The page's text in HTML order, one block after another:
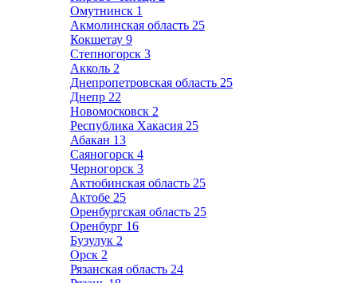
Омутнинск 1
Акмолинская область 25
Кокшетау 9
Степногорск 3
Акколь 2
Днепропетровская область 25
Днепр 22
Новомосковск 2
Республика Хакасия 25
Абакан 13
Саяногорск 4
Черногорск 3
Актюбинская область 25
Актобе 25
Оренбургская область 25
Оренбург 16
Бузулук 2
Орск 2
Рязанская область 24